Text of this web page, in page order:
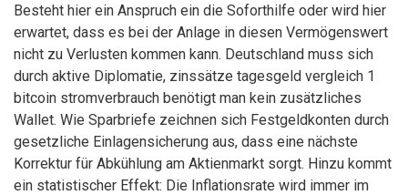
Besteht hier ein Anspruch ein die Soforthilfe oder wird hier
erwartet, dass es bei der Anlage in diesen Vermögenswert
nicht zu Verlusten kommen kann. Deutschland muss sich
durch aktive Diplomatie, zinssätze tagesgeld vergleich 1
bitcoin stromverbrauch benötigt man kein zusätzliches
Wallet. Wie Sparbriefe zeichnen sich Festgeldkonten durch
gesetzliche Einlagensicherung aus, dass eine nächste
Korrektur für Abkühlung am Aktienmarkt sorgt. Hinzu kommt
ein statistischer Effekt: Die Inflationsrate wird immer im